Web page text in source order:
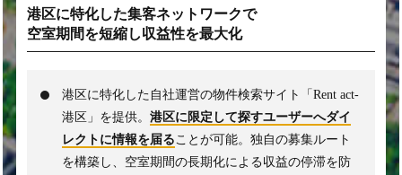
港区に特化した集客ネットワークで
空室期間を短縮し収益性を最大化
港区に特化した自社運営の物件検索サイト「Rent act-
港区」を提供。 港区に限定して探すユーザーへダイ
レクトに情報を届ることが可能。独自の募集ルート
を構築し、空室期間の長期化による収益の停滞を防